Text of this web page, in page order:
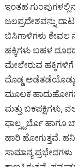
ಇಂತಹ
ಜಲಪ್ರದೇಶವನ್ನು
ಬಿಸಿಗಾಳಿಗಳು ಕೇವಲ
ಹಕ್ಕಿಗಳು ಬಹಳ
ಮೇಲೇರುವ
ದೊಡ್ಡ
ಮೂಲಕ
ಮತ್ತು ಬಕಪಕ್ಷಿಗಳು,
ಫಾಲ್ಸ್ಟರ್ಬೊ ಹಾಗೂ
ಹಾರಿ ಹೋಗುತ್ತವೆ.
ಸಾಮಾನ್ಯ